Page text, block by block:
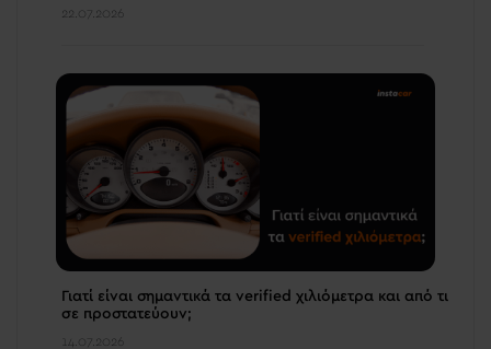
22.07.2026
Γιατί είναι σημαντικά τα verified χιλιόμετρα και από τι
σε προστατεύουν;
14.07.2026